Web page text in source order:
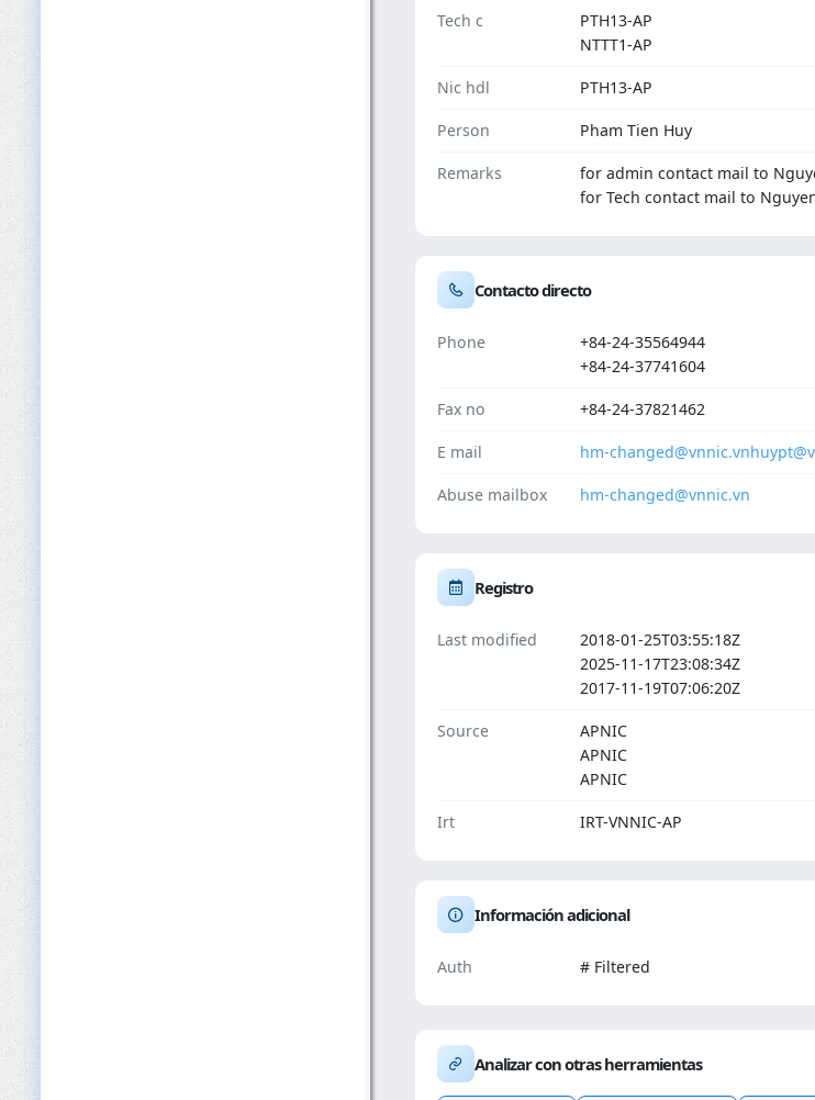
Tech c
PTH13-AP
NTTT1-AP
Nic hdl PTH13-AP
Person Pham Tien Huy
Remarks
for admin contact mail to
for Tech contact mail to
Contacto directo
Phone
+84-24-35564944
+84-24-37741604
Fax no +84-24-37821462
E mail hm-changed@vnnic.vn
Abuse mailbox hm-changed@vnnic.vn
Registro
Last modified
2018-01-25T03:55:18Z
2025-11-17T23:08:34Z
2017-11-19T07:06:20Z
Source
APNIC
APNIC
APNIC
Irt IRT-VNNIC-AP
Información adicional
Auth # Filtered
Analizar con otras herramientas